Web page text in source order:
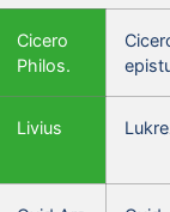
Cicero
Philos.
Livius